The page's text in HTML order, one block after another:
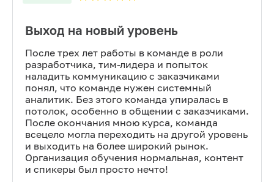
Выход на новый уровень
После трех лет работы в команде в роли
разработчика, тим-лидера и попыток
наладить коммуникацию с заказчиками
понял, что команде нужен системный
аналитик. Без этого команда упиралась в
потолок, особенно в общении с заказчиками.
После окончания мною курса, команда
всецело могла переходить на другой уровень
и выходить на более широкий рынок.
Организация обучения нормальная, контент
и спикеры был просто нечто!